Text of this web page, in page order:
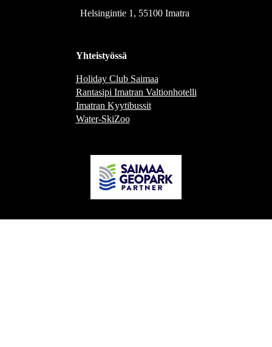
Helsingintie 1, 55100 Imatra
Yhteistyössä
Holiday Club Saimaa
Rantasipi Imatran Valtionhotelli
Imatran Kyytibussit
Water-SkiZoo